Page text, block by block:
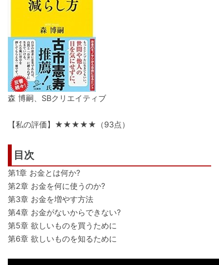
森 博嗣、SBクリエイティブ
【私の評価】★★★★★（93点）
目次
第1章 お金とは何か?
第2章 お金を何に使うのか?
第3章 お金を増やす方法
第4章 お金がないからできない?
第5章 欲しいものを買うために
第6章 欲しいものを知るために